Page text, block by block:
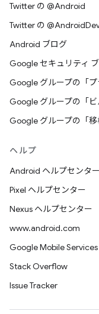
Twitter の @Android
Twitter の
Android ブログ
Google セキュリティ
Google グループの「
Google グループの「
Google グループの「
ヘルプ
Android ヘルプセンター
Pixel ヘルプセンター
Nexus ヘルプセンター
www.android.com
Google Mobile Services
Stack Overflow
Issue Tracker